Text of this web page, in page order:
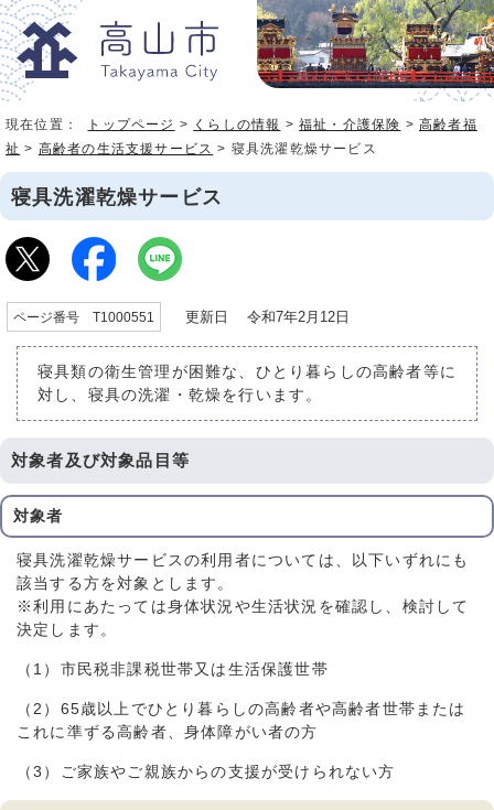
現在位置： トップページ > くらしの情報 >福祉・介護保険 >高齢者福
祉 > 高齢者の生活支援サービス > 寝具洗濯乾燥サービス
寝具洗濯乾燥サービス
ページ番号 T1000551 更新日 令和7年2月12日
寝具類の衛生管理が困難な、ひとり暮らしの高齢者等に
対し、寝具の洗濯・乾燥を行います。
対象者及び対象品目等
対象者
寝具洗濯乾燥サービスの利用者については、以下いずれにも
該当する方を対象とします。
※利用にあたっては身体状況や生活状況を確認し、検討して
決定します。
（1）市民税非課税世帯又は生活保護世帯
（2）65歳以上でひとり暮らしの高齢者や高齢者世帯または
これに準ずる高齢者、身体障がい者の方
（3）ご家族やご親族からの支援が受けられない方